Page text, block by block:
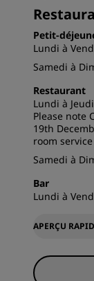
Petit-
Lundi à
Samedi à
Restaurant
Lundi à
Please note
19th
room
Samedi à
Bar
Lundi à
APERÇU